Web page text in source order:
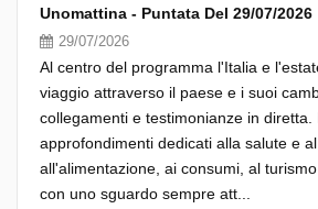
Unomattina - Puntata Del 29/07/2026
29/07/2026
Al centro del programma l'Italia e
viaggio attraverso il paese e i suoi
collegamenti e testimonianze in
approfondimenti dedicati alla salute e
all'alimentazione, ai consumi, al
con uno sguardo sempre att...